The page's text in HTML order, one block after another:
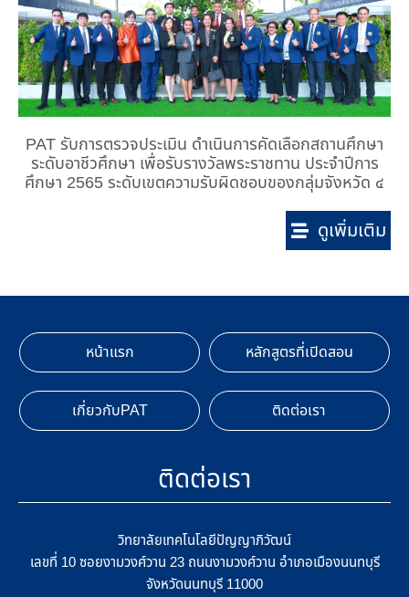
PAT รับการตรวจประเมิน ดำเนินการคัดเลือกสถานศึกษา
ระดับอาชีวศึกษา เพื่อรับรางวัลพระราชทาน ประจำปีการ
ศึกษา 2565 ระดับเขตความรับผิดชอบของกลุ่มจังหวัด ๔
ดูเพิ่มเติม
หน้าแรก หลักสูตรที่เปิดสอน
เกี่ยวกับPAT ติดต่อเรา
ติดต่อเรา
วิทยาลัยเทคโนโลยีปัญญาภิวัฒน์
เลขที่ 10 ซอยงามวงศ์วาน 23 ถนนงามวงศ์วาน อำเภอเมืองนนทบุรี
จังหวัดนนทบุรี 11000